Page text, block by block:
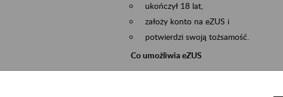
ukończył 18 lat,
założy konto na eZUS i
potwierdzi swoją tożsamość.
Co umożliwia eZUS
wgląd do danych zgromadzonych w